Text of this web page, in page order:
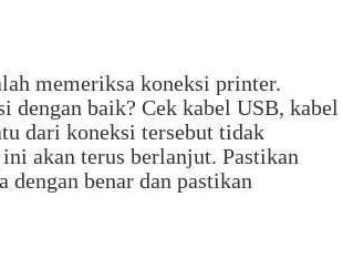
memeriksa koneksi printer.
dengan baik? Cek kabel USB, kabel
dari koneksi tersebut tidak
akan terus berlanjut. Pastikan
benar dan pastikan